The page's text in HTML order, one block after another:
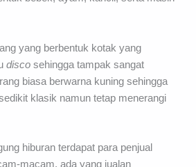
yang berbentuk kotak yang
disco sehingga tampak sangat
biasa berwarna kuning sehingga
klasik namun tetap menerangi
hiburan terdapat para penjual
macam, ada yang jualan